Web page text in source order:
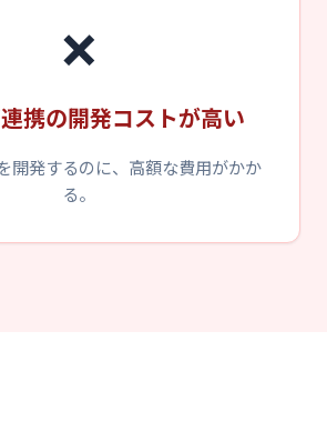
❌
携の開発コストが高い
開発するのに、高額な費用がかか
る。